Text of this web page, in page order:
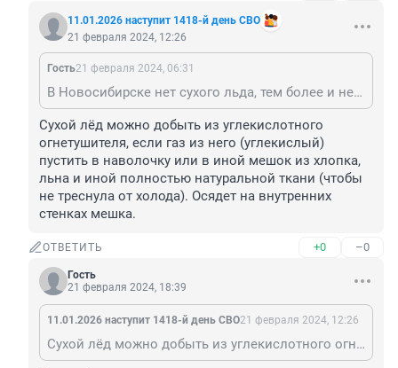
11.01.2026 наступит 1418-й день СВО
21 февраля 2024, 12:26
Гость21 февраля 2024, 06:31
В Новосибирске нет сухого льда, тем более и не в самом городе. Комментаторы похоже живут не в Сибири. В прошлом году кто-то запустил про курсантов страдающих от жары в 10 утра 9 мая. Явно для людей не живущих в Красноярске. Тут жары 9 мая утром быть не может. Это физически нереально. У нас и в июле утром дубак.
Сухой лёд можно добыть из углекислотного
огнетушителя, если газ из него (углекислый)
пустить в наволочку или в иной мешок из хлопка,
льна и иной полностью натуральной ткани (чтобы
не треснула от холода). Осядет на внутренних
стенках мешка.
ОТВЕТИТЬ +0 –0
Гость
21 февраля 2024, 18:39
11.01.2026 наступит 1418-й день СВО21 февраля 2024, 12:26
Сухой лёд можно добыть из углекислотного огнетушителя, если газ из него (углекислый) пустить в наволочку или в иной мешок из хлопка, льна и иной полностью натуральной ткани (чтобы не треснула от холода). Осядет на внутренних стенках мешка.